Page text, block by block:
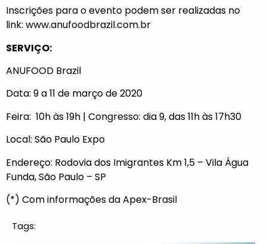
Inscrições para o evento podem ser realizadas no
link: www.anufoodbrazil.com.br
SERVIÇO:
ANUFOOD Brazil
Data: 9 a 11 de março de 2020
Feira: 10h às 19h | Congresso: dia 9, das 11h às 17h30
Local: São Paulo Expo
Endereço: Rodovia dos Imigrantes Km 1,5 – Vila Água
Funda, São Paulo – SP
(*) Com informações da Apex-Brasil
Tags: